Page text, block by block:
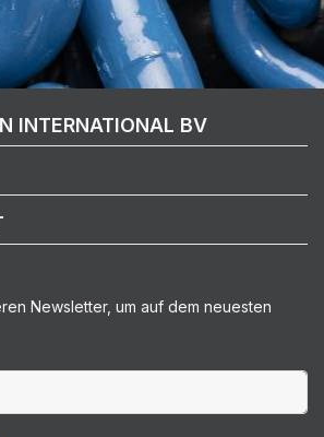
INTERNATIONAL BV
Newsletter, um auf dem neuesten